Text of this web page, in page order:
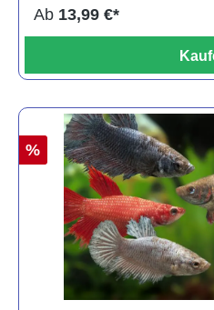
Ab 13,99 €*
%